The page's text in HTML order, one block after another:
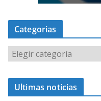
Categorias
a
t
Ultimas noticias